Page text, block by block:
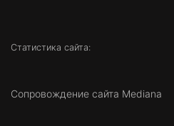
Статистика сайта:
Сопровождение сайта Mediana